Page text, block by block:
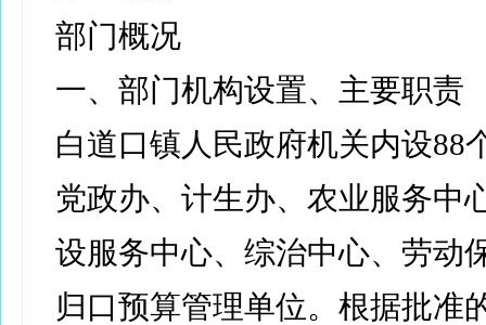
部门概况
一、部门机构设置、主要职责
白道口镇人民政府机关内设88
党政办、计生办、农业服务中
设服务中心、综治中心、劳动
归口预算管理单位。根据批准